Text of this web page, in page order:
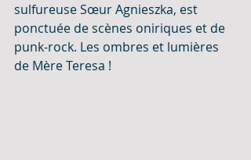
sulfureuse Sœur Agnieszka, est
ponctuée de scènes oniriques et de
punk-rock. Les ombres et lumières
de Mère Teresa !